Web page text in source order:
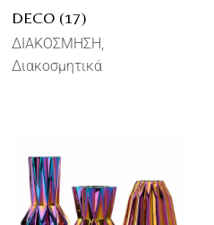
DECO (17)
ΔΙΑΚΟΣΜΗΣΗ
Διακοσμητικά